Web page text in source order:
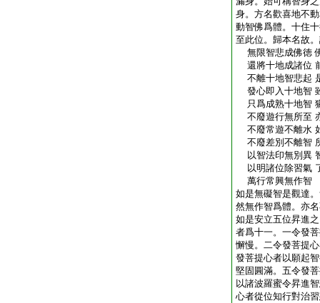
身。方名歡喜地不
動智佛爲體。十住
至此位。歸本名故
無限智悲成佛徳
還將十地成諸位
不離十地智悲起
發心即入十地智
只爲成熟十地智
不廢遊行無所至
不廢常遊不離水
不廢差別不離智
以智法印無別異
以明諸位除習氣
萬行常興無作智
如是無礙智是觀達
然無作智爲體。亦
如是安立五位昇進
者爲十一。一令發
懈慢。二令發菩提
發菩提心者以願起
堅固圓滿。五令發
以諸波羅蜜令昇進
心者從位知行對治